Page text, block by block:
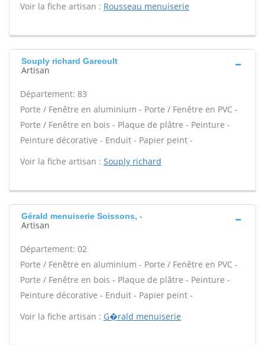
Voir la fiche artisan : Rousseau menuiserie
Souply richard Gareoult
Artisan
Département: 83
Porte / Fenêtre en aluminium - Porte / Fenêtre en PVC -
Porte / Fenêtre en bois - Plaque de plâtre - Peinture -
Peinture décorative - Enduit - Papier peint -
Voir la fiche artisan : Souply richard
Gérald menuiserie Soissons, -
Artisan
Département: 02
Porte / Fenêtre en aluminium - Porte / Fenêtre en PVC -
Porte / Fenêtre en bois - Plaque de plâtre - Peinture -
Peinture décorative - Enduit - Papier peint -
Voir la fiche artisan : G�rald menuiserie